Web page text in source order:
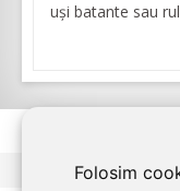
Folosim
uși batante sau